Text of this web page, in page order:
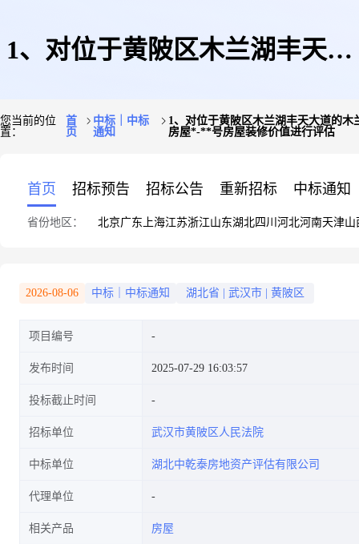
1、对位于黄陂区木兰湖丰天大
屋)目前的市场价值进行评
估;2、对位于黄陂区木兰湖丰天
您当前的位
置：
首
页
中标｜中标
通知
1、对位于黄陂区木兰湖丰天大道的
房屋*-**号房屋装修价值进行评估
首页 招标预告 招标公告 重新招标 中标通知
省份地区： 北京广东 上海江苏浙江山东湖北四川 河北河南天津山
2026-08-06 中标｜中标通知 湖北省 武汉市 黄陂区
项目编号
发布时间 2025-07-29 16:03:57
投标截止时间
招标单位 武汉市黄陂区人民法院
中标单位 湖北中乾泰房地资产评估有限公司
代理单位
相关产品 房屋